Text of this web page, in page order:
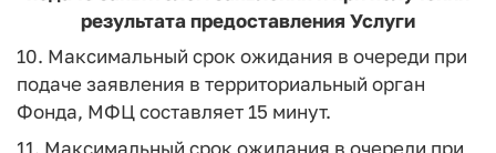
результата предоставления Услуги
10. Максимальный срок ожидания в очереди при
подаче заявления в территориальный орган
Фонда, МФЦ составляет 15 минут.
11. Максимальный срок ожидания в очереди при